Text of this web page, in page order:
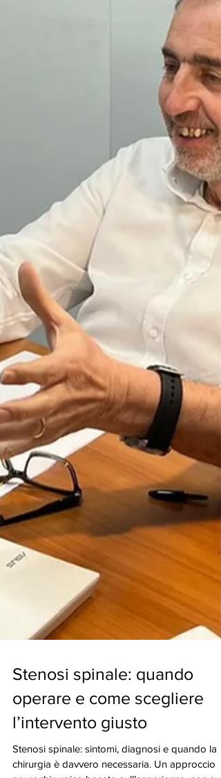
Stenosi spinale: quando
operare e come scegliere
l’intervento giusto
Stenosi spinale: sintomi, diagnosi e quando la